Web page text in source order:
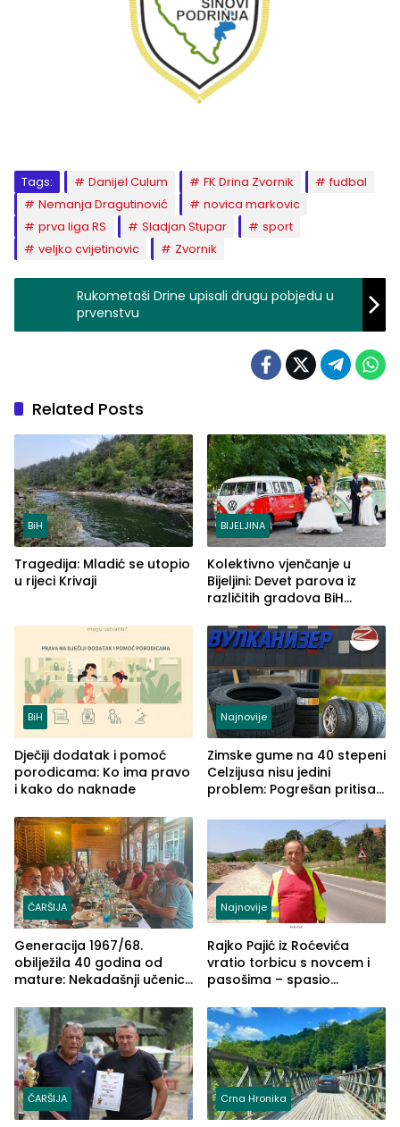
Tags: Danijel Culum FK Drina Zvornik
fudbal
Nemanja Dragutinović
novica markovic
prva liga RS
Sladjan Stupar
sport
veljko cvijetinovic
Zvornik
Rukometaši Drine upisali drugu pobjedu u
prvenstvu
Related Posts
BiH
Tragedija: Mladić se utopio
u rijeci Krivaji
BIJELJINA
Kolektivno vjenčanje u
Bijeljini: Devet parova iz
različitih gradova BiH
BiH
Dječiji dodatak i pomoć
porodicama: Ko ima pravo
i kako do naknade
Najnovije
Zimske gume na 40 stepeni
Celzijusa nisu jedini
problem: Pogrešan pritisak
ČARŠIJA
Generacija 1967/68.
obilježila 40 godina od
mature: Nekadašnji učenici
(FOTO)
Najnovije
Rajko Pajić iz Roćevića
vratio torbicu s novcem i
pasošima – spasio
Grčkoj
ČARŠIJA Crna Hronika